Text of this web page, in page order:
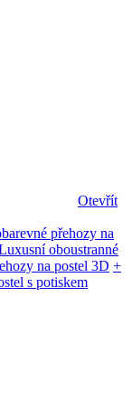
Otevřít
přehozy na
oboustranné
na postel 3D +
s potiskem